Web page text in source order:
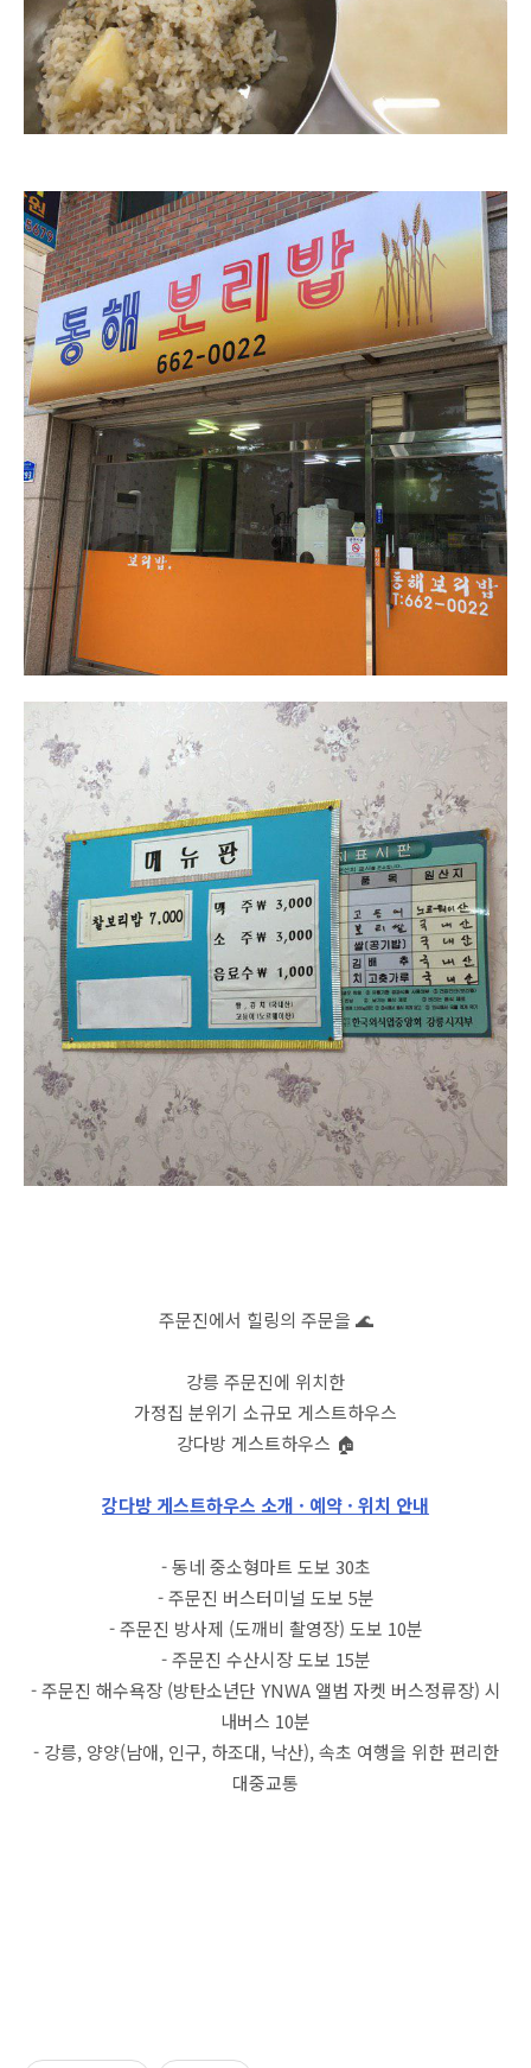
주문진에서 힐링의 주문을 🌊
강릉 주문진에 위치한
가정집 분위기 소규모 게스트하우스
강다방 게스트하우스 🏠
강다방 게스트하우스 소개 · 예약 · 위치 안내
- 동네 중소형마트 도보 30초
- 주문진 버스터미널 도보 5분
- 주문진 방사제 (도깨비 촬영장) 도보 10분
- 주문진 수산시장 도보 15분
- 주문진 해수욕장 (방탄소년단 YNWA 앨범 자켓 버스정류장) 시
내버스 10분
- 강릉, 양양(남애, 인구, 하조대, 낙산), 속초 여행을 위한 편리한
대중교통